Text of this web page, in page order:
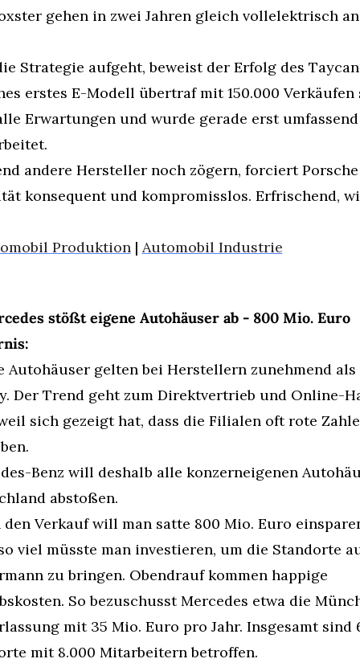
gehen in zwei Jahren gleich vollelektrisch
Strategie aufgeht, beweist der Erfolg des
erstes E-Modell übertraf mit 150.000 Verkäufen
Erwartungen und wurde gerade erst umfassend
andere Hersteller noch zögern, forciert
konsequent und kompromisslos. Erfrischend,
Produktion | Automobil Industrie
stößt eigene Autohäuser ab - 800 Mio. Euro
Autohäuser gelten bei Herstellern zunehmend als
Der Trend geht zum Direktvertrieb und Online-
sich gezeigt hat, dass die Filialen oft rote
Benz will deshalb alle konzerneigenen
abstoßen.
Verkauf will man satte 800 Mio. Euro
viel müsste man investieren, um die Standorte
zu bringen. Obendrauf kommen happige
So bezuschusst Mercedes etwa die
mit 35 Mio. Euro pro Jahr. Insgesamt sind
mit 8.000 Mitarbeitern betroffen.